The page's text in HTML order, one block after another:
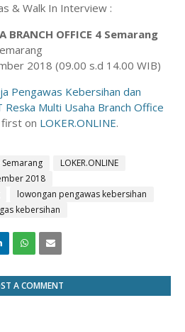
& Walk In Interview :
BRANCH OFFICE 4 Semarang
2018 (09.00 s.d 14.00 WIB)
Pengawas Kebersihan dan
Multi Usaha Branch Office
on LOKER.ONLINE.
LOKER.ONLINE
2018
lowongan pengawas kebersihan
kebersihan
A COMMENT